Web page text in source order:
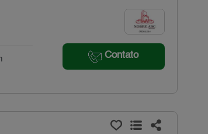
Contato